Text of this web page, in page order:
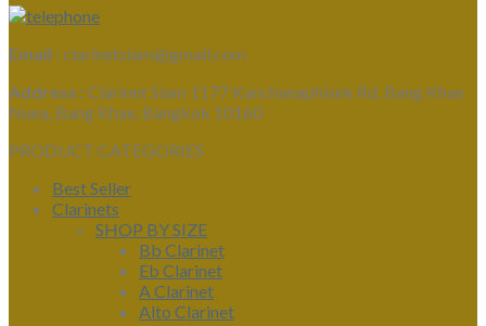
Email : clarinetsiam@gmail.com
Address : Clarinet Siam 1177 Kanchanaphisek Rd, Bang Khae
Nuea, Bang Khae, Bangkok 10160
PRODUCT CATEGORIES
Best Seller
Clarinets
SHOP BY SIZE
Bb Clarinet
Eb Clarinet
A Clarinet
Alto Clarinet